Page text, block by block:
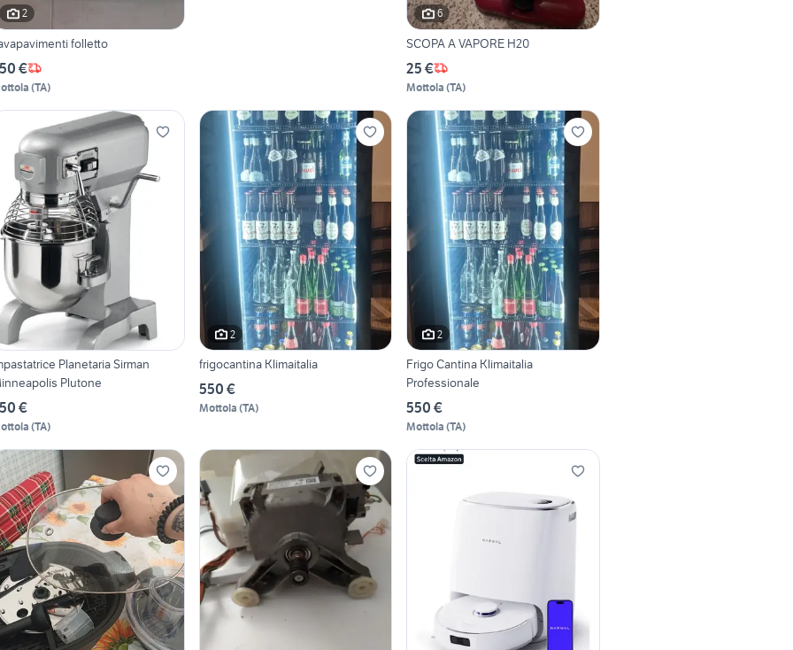
2
folletto
€
(TA)
6
SCOPA A VAPORE H20
25 €
Mottola (TA)
Planetaria Sirman
Plutone
€
(TA)
2
frigocantina Klimaitalia
550 €
Mottola (TA)
2
Frigo Cantina Klimaitalia
Professionale
550 €
Mottola (TA)